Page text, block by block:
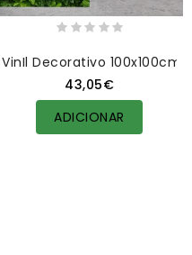
VinIl Decorativo 100x100cm
43,05€
ADICIONAR